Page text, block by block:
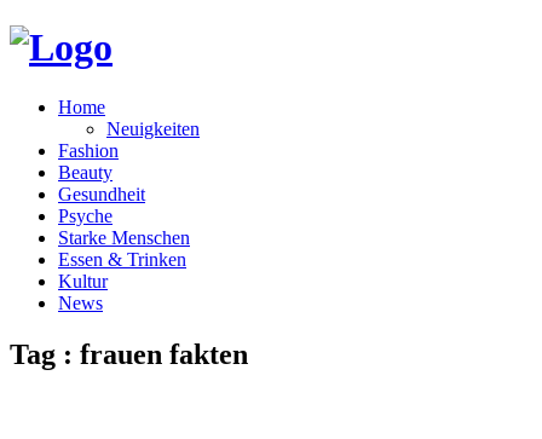
Home
Neuigkeiten
Fashion
Beauty
Gesundheit
Psyche
Starke Menschen
Essen & Trinken
Kultur
News
Tag : frauen fakten